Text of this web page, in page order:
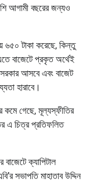
আগামী বছরের জন্যও
৬৫০ টাকা করেছে, কিন্তু
বাজেটে প্রকৃত অর্থেই
সরকার আসবে এবং বাজেট
হারাবে।
কমে গেছে, মূল্যস্ফীতির
এ চিত্র প্রতিফলিত
বাজেটে ক্যাপিটাল
সভাপতি মাহাতাব উদ্দিন